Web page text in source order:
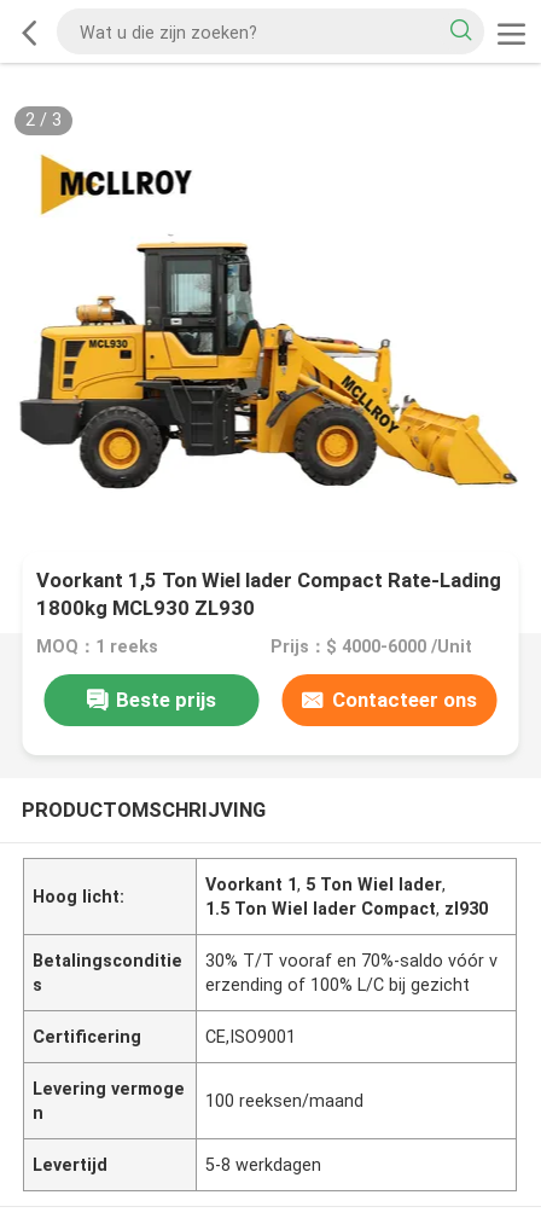
2/ 3
Voorkant 1,5 Ton Wiel lader Compact Rate-Lading
1800kg MCL930 ZL930
MOQ：1 reeks Prijs：$ 4000-6000 /Unit
Beste prijs Contacteer ons
PRODUCTOMSCHRIJVING
Hoog licht:
Voorkant 1, 5 Ton Wiel lader,
1.5 Ton Wiel lader Compact, zl930
Betalingsconditie
s
30% T/T vooraf en 70%-saldo vóór v
erzending of 100% L/C bij gezicht
Certificering CE,ISO9001
Levering vermoge
n
100 reeksen/maand
Levertijd 5-8 werkdagen